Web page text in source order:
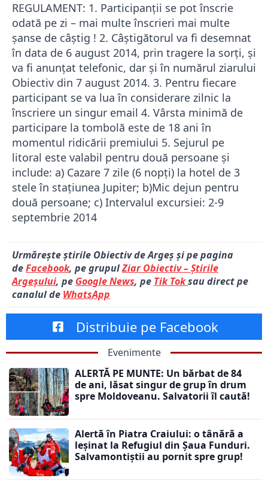
REGULAMENT: 1. Participanții se pot înscrie
odată pe zi – mai multe înscrieri mai multe
șanse de câștig ! 2. Câştigătorul va fi desemnat
în data de 6 august 2014, prin tragere la sorţi, şi
va fi anunţat telefonic, dar şi în numărul ziarului
Obiectiv din 7 august 2014. 3. Pentru fiecare
participant se va lua în considerare zilnic la
înscriere un singur email 4. Vârsta minimă de
participare la tombolă este de 18 ani în
momentul ridicării premiului 5. Sejurul pe
litoral este valabil pentru două persoane şi
include: a) Cazare 7 zile (6 nopţi) la hotel de 3
stele în staţiunea Jupiter; b)Mic dejun pentru
două persoane; c) Intervalul excursiei: 2-9
septembrie 2014
Urmărește știrile Obiectiv de Argeș și pe pagina
deFacebook, pe grupulZiar Obiectiv – Știrile
Argeșului, pe Google News, pe Tik Toksau direct pe
canalul de WhatsApp
Distribuie pe Facebook
Evenimente
ALERTĂ PE MUNTE: Un bărbat de 84
de ani, lăsat singur de grup în drum
spre Moldoveanu. Salvatorii îl caută!
Alertă în Piatra Craiului: o tânără a
leșinat la Refugiul din Șaua Funduri.
Salvamontiștii au pornit spre grup!